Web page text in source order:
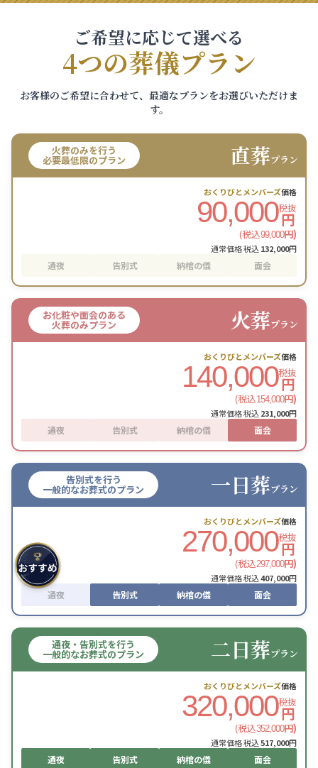
ご希望に応じて選べる
4つの葬儀プラン
お客様のご希望に合わせて、最適なプランをお選びいただけま
す。
火葬のみを行う
必要最低限のプラン 直葬プラン
おくりびとメンバーズ価格
90,000税抜
円
(税込99,000円)
通常価格 税込132,000円
通夜 告別式 納棺の儀 面会
お化粧や面会のある
火葬のみプラン 火葬プラン
おくりびとメンバーズ価格
140,000税抜
円
(税込154,000円)
通常価格 税込231,000円
通夜 告別式 納棺の儀 面会
告別式を行う
一般的なお葬式のプラン 一日葬プラン
おくりびとメンバーズ価格
270,000税抜
円
(税込297,000円)
通常価格 税込407,000円
通夜 告別式 納棺の儀 面会
通夜・告別式を行う
一般的なお葬式のプラン 二日葬プラン
おくりびとメンバーズ価格
320,000税抜
円
(税込352,000円)
通常価格 税込517,000円
通夜 告別式 納棺の儀 面会